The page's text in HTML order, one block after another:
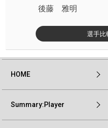
後藤 雅明
選手比
HOME
Summary:Player